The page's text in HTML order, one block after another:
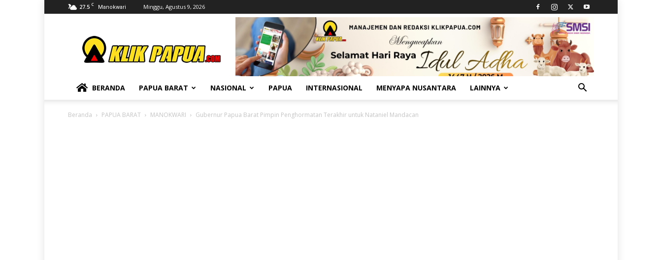
27.5 C Manokwari Minggu, Agustus 9, 2026
BERANDA PAPUA BARAT NASIONAL PAPUA INTERNASIONAL MENYAPA NUSANTARA LAINNYA
Beranda PAPUA BARAT MANOKWARI Gubernur Papua Barat Pimpin Penghormatan Terakhir untuk Nataniel Mandacan